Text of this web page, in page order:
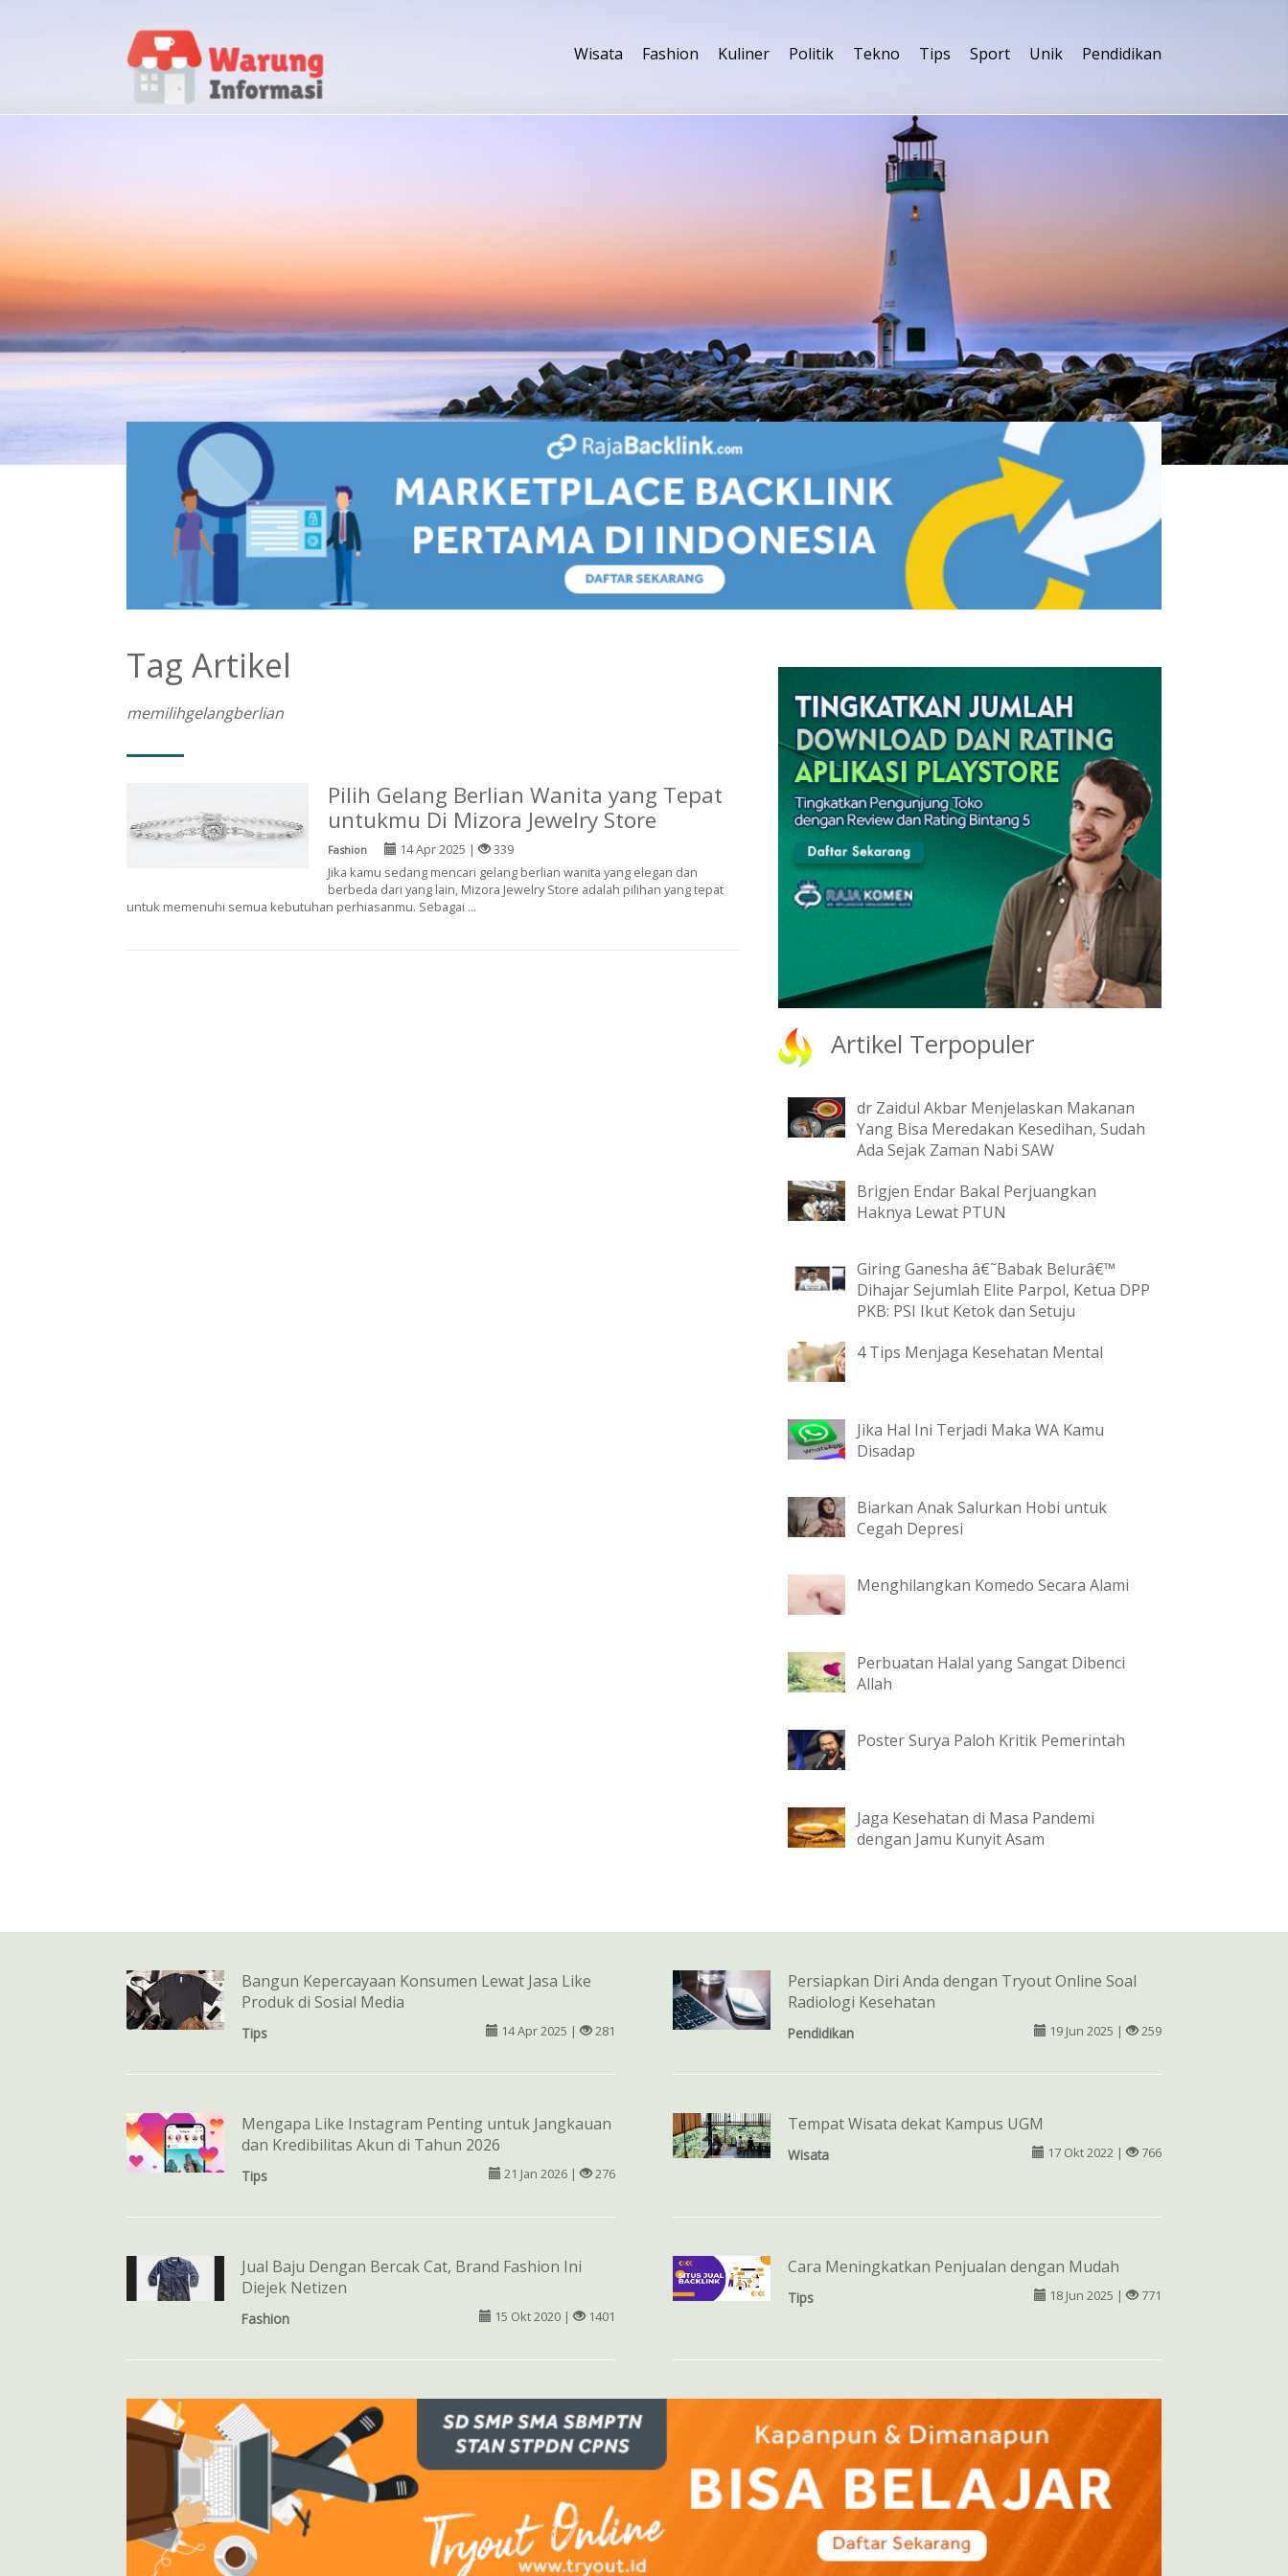
Wisata Fashion Kuliner Politik Tekno Tips Sport Unik Pendidikan
Tag Artikel
memilihgelangberlian
Pilih Gelang Berlian Wanita yang Tepat
untukmu Di Mizora Jewelry Store
Fashion 14 Apr 2025 |
339
Jika kamu sedang mencari gelang berlian wanita yang elegan dan
berbeda dari yang lain, Mizora Jewelry Store adalah pilihan yang tepat
untuk memenuhi semua kebutuhan perhiasanmu. Sebagai ...
Artikel Terpopuler
dr Zaidul Akbar Menjelaskan Makanan
Yang Bisa Meredakan Kesedihan, Sudah
Ada Sejak Zaman Nabi SAW
Brigjen Endar Bakal Perjuangkan
Haknya Lewat PTUN
Giring Ganesha â€˜Babak Belurâ€™
Dihajar Sejumlah Elite Parpol, Ketua DPP
PKB: PSI Ikut Ketok dan Setuju
4 Tips Menjaga Kesehatan Mental
Jika Hal Ini Terjadi Maka WA Kamu
Disadap
Biarkan Anak Salurkan Hobi untuk
Cegah Depresi
Menghilangkan Komedo Secara Alami
Perbuatan Halal yang Sangat Dibenci
Allah
Poster Surya Paloh Kritik Pemerintah
Jaga Kesehatan di Masa Pandemi
dengan Jamu Kunyit Asam
Bangun Kepercayaan Konsumen Lewat Jasa Like
Produk di Sosial Media
Tips 14 Apr 2025 | 281
Persiapkan Diri Anda dengan Tryout Online Soal
Radiologi Kesehatan
Pendidikan 19 Jun 2025 | 259
Mengapa Like Instagram Penting untuk Jangkauan
dan Kredibilitas Akun di Tahun 2026
Tips 21 Jan 2026 | 276
Tempat Wisata dekat Kampus UGM
Wisata 17 Okt 2022 | 766
Jual Baju Dengan Bercak Cat, Brand Fashion Ini
Diejek Netizen
Fashion 15 Okt 2020 | 1401
Cara Meningkatkan Penjualan dengan Mudah
Tips 18 Jun 2025 | 771